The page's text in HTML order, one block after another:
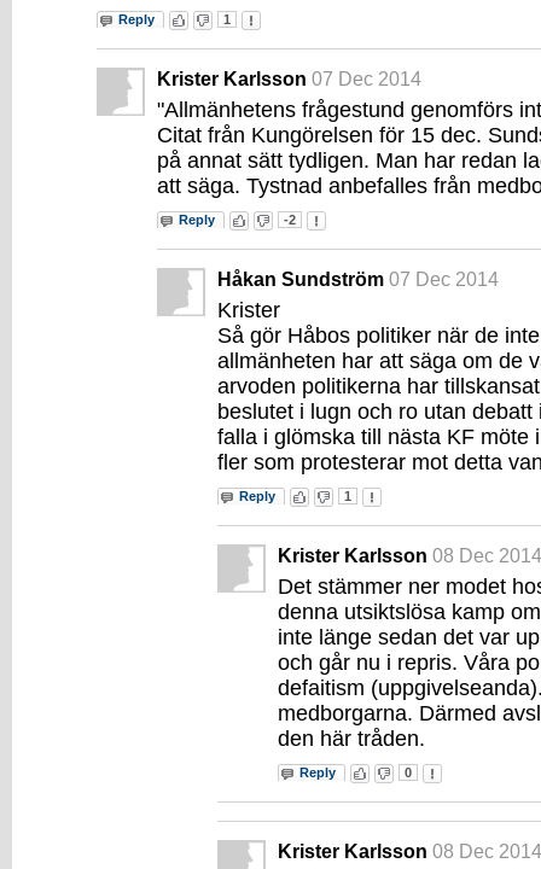
Reply 1
Krister Karlsson 07 Dec 2014
"Allmänhetens frågestund genomförs
Citat från Kungörelsen för 15 dec.
på annat sätt tydligen. Man har redan
att säga. Tystnad anbefalles från
Reply -2
Håkan Sundström 07 Dec 2014
Krister
Så gör Håbos politiker när de
allmänheten har att säga om de
arvoden politikerna har
beslutet i lugn och ro utan
falla i glömska till nästa KF möte
fler som protesterar mot detta
Reply 1
Krister Karlsson 08 Dec 2014
Det stämmer ner modet
denna utsiktslösa kamp
inte länge sedan det var
och går nu i repris. Våra
defaitism
medborgarna. Därmed
den här tråden.
Reply 0
Krister Karlsson 08 Dec 2014